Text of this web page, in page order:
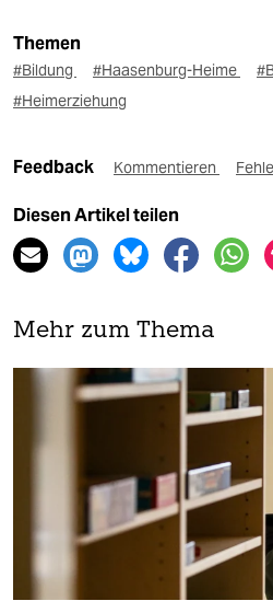
Themen
#Bildung #Haasenburg-Heime
#Heimerziehung
Feedback Kommentieren
Diesen Artikel teilen
Mehr zum Thema